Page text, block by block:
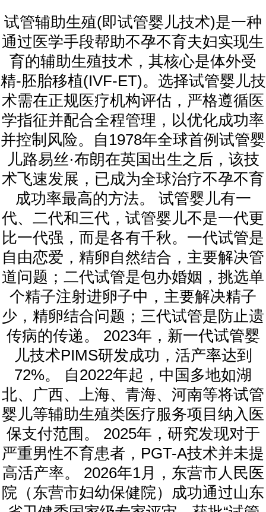
试管辅助生殖(即试管婴儿技术)是一种
通过医学手段帮助不孕不育夫妇实现生
育的辅助生殖技术，其核心是体外受
精-胚胎移植(IVF-ET)。选择试管婴儿技
术需在正规医疗机构评估，严格遵循医
学指征并配合全程管理，以优化成功率
并控制风险。自1978年全球首例试管婴
儿路易丝·布朗在英国出生之后，该技
术飞速发展，已成为全球治疗不孕不育
成功率最高的方法。 试管婴儿有一
代、二代和三代，试管婴儿不是一代更
比一代强，而是各有千秋。一代试管是
自由恋爱，精卵自然结合，主要解决管
道问题；二代试管是包办婚姻，挑选单
个精子注射进卵子中，主要解决精子
少，精卵结合问题；三代试管是防止遗
传病的传递。 2023年，新一代试管婴
儿技术PIMS研发成功，活产率达到
72%。 自2022年起，中国多地如湖
北、广西、上海、青海、河南等将试管
婴儿等辅助生殖类医疗服务项目纳入医
保支付范围。 2025年，研究发现对于
严重男性不育患者，PGT-A技术并未提
高活产率。 2026年1月，东营市人民医
院（东营市妇幼保健院）成功通过山东